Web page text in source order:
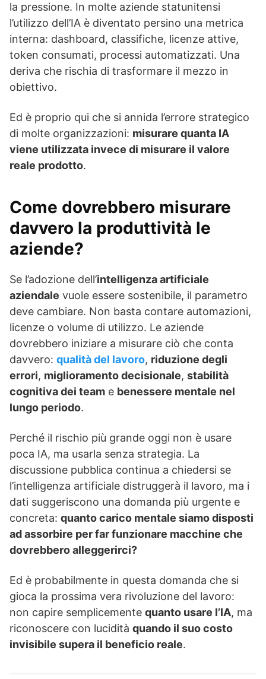
la pressione. In molte aziende statunitensi
l’utilizzo dell’IA è diventato persino una metrica
interna: dashboard, classifiche, licenze attive,
token consumati, processi automatizzati. Una
deriva che rischia di trasformare il mezzo in
obiettivo.
Ed è proprio qui che si annida l’errore strategico
di molte organizzazioni: misurare quanta IA
viene utilizzata invece di misurare il valore
reale prodotto.
Come dovrebbero misurare
davvero la produttività le
aziende?
Se l’adozione dell’intelligenza artificiale
aziendale vuole essere sostenibile, il parametro
deve cambiare. Non basta contare automazioni,
licenze o volume di utilizzo. Le aziende
dovrebbero iniziare a misurare ciò che conta
davvero: qualità del lavoro, riduzione degli
errori, miglioramento decisionale, stabilità
cognitiva dei team e benessere mentale nel
lungo periodo.
Perché il rischio più grande oggi non è usare
poca IA, ma usarla senza strategia. La
discussione pubblica continua a chiedersi se
l’intelligenza artificiale distruggerà il lavoro, ma i
dati suggeriscono una domanda più urgente e
concreta: quanto carico mentale siamo disposti
ad assorbire per far funzionare macchine che
dovrebbero alleggerirci?
Ed è probabilmente in questa domanda che si
gioca la prossima vera rivoluzione del lavoro:
non capire semplicemente quanto usare l’IA, ma
riconoscere con lucidità quando il suo costo
invisibile supera il beneficio reale.